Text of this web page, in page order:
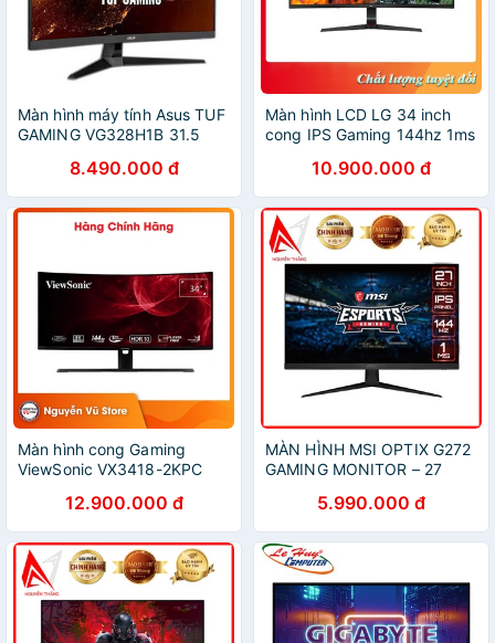
Màn hình máy tính Asus TUF
GAMING VG328H1B 31.5
8.490.000 đ
Màn hình LCD LG 34 inch
cong IPS Gaming 144hz 1ms
10.900.000 đ
Màn hình cong Gaming
ViewSonic VX3418-2KPC
12.900.000 đ
MÀN HÌNH MSI OPTIX G272
GAMING MONITOR – 27
5.990.000 đ